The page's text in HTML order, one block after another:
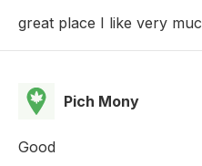
great place I like very
Pich Mony
Good